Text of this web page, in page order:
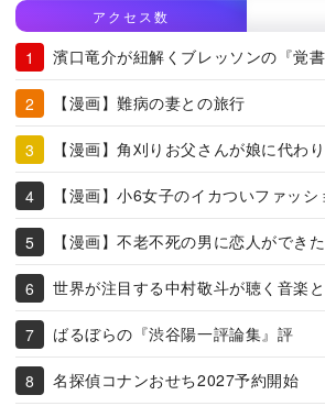
アクセス数
濱口竜介が紐解くブレッソンの『覚書
【漫画】難病の妻との旅行
【漫画】角刈りお父さんが娘に代わ
【漫画】小6女子のイカついファッシ
【漫画】不老不死の男に恋人ができ
世界が注目する中村敬斗が聴く音楽
ばるぼらの『渋谷陽一評論集』評
名探偵コナンおせち2027予約開始